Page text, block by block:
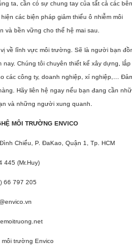
ta, cần có sự chung tay của tất cả các
các biện pháp giảm thiểu ô nhiễm môi
bền vững cho thế hệ mai sau.
về lĩnh vực môi trường. Sẽ là người bạn
Chúng tôi chuyên thiết kế xây dựng, lắp
các công ty, doanh nghiệp, xí nghiệp,…
Hãy liên hệ ngay nếu bạn đang cần
và những người xung quanh.
MÔI TRƯỜNG ENVICO
Chiểu, P. ĐaKao, Quận 1, Tp. HCM
445 (Mr.Huy)
66 797 205
trường Envico